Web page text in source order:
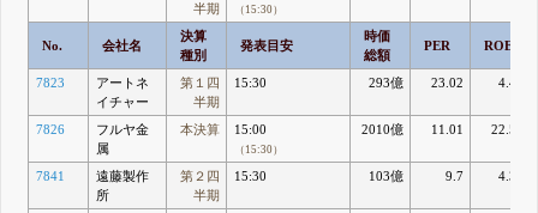
半期
（15:30）
No. 会社名
決算
種別
発表目安
時価
総額
PER ROE
7823
アートネ
イチャー
第１四
半期
15:30 293億 23.02 4.43
7826
フルヤ金
属
本決算 15:00
（15:30）
2010億 11.01 22.59
7841
遠藤製作
所
第２四
半期
15:30 103億 9.7 4.31